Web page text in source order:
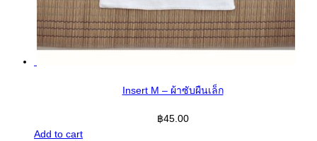
Insert M – ผ้าซับผืนเล็ก
฿45.00
Add to cart